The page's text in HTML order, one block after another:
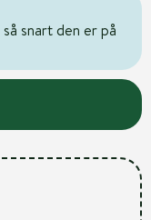
snart den er på